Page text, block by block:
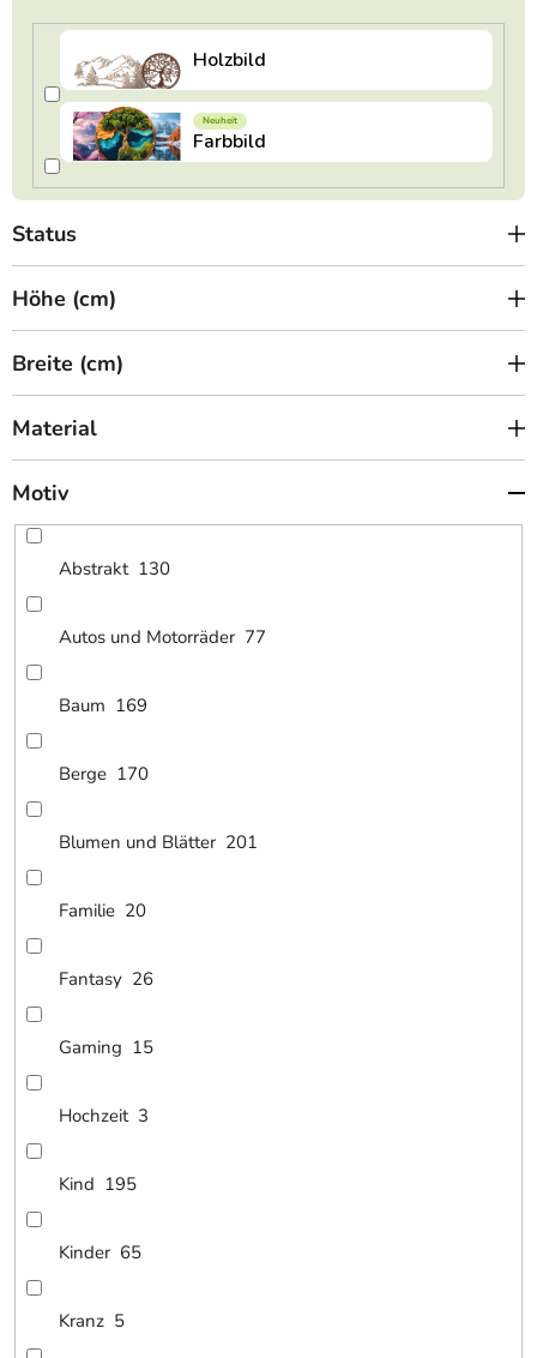
Status
Höhe (cm)
Breite (cm)
Material
Motiv
Abstrakt 130
Autos und Motorräder 77
Baum 169
Berge 170
Blumen und Blätter 201
Familie 20
Fantasy 26
Gaming 15
Hochzeit 3
Kind 195
Kinder 65
Kranz 5